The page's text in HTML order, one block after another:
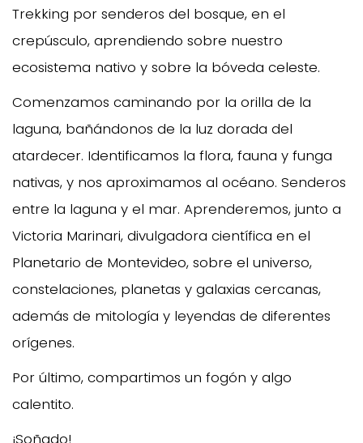
Trekking por senderos del bosque, en el
crepúsculo, aprendiendo sobre nuestro
ecosistema nativo y sobre la bóveda celeste.
Comenzamos caminando por la orilla de la
laguna, bañándonos de la luz dorada del
atardecer. Identificamos la flora, fauna y funga
nativas, y nos aproximamos al océano. Senderos
entre la laguna y el mar. Aprenderemos, junto a
Victoria Marinari, divulgadora científica en el
Planetario de Montevideo, sobre el universo,
constelaciones, planetas y galaxias cercanas,
además de mitología y leyendas de diferentes
orígenes.
Por último, compartimos un fogón y algo
calentito.
¡Soñado!